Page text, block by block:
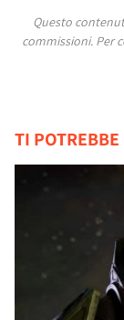
Questo
commissioni. Per
TI POTREBBE